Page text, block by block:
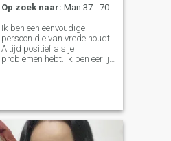
Op zoek naar: Man 37 - 70
Ik ben een eenvoudige
persoon die van vrede houdt.
Altijd positief als je
problemen hebt. Ik ben eerlijk
goudzoeker.